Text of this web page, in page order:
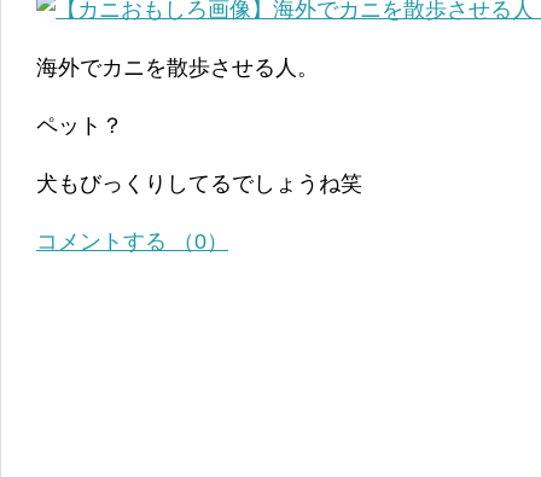
海外でカニを散歩させる人。
ペット？
犬もびっくりしてるでしょうね笑
コメントする （0）